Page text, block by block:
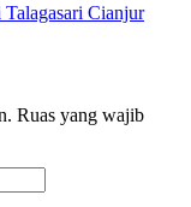
Cianjur
Ruas yang wajib